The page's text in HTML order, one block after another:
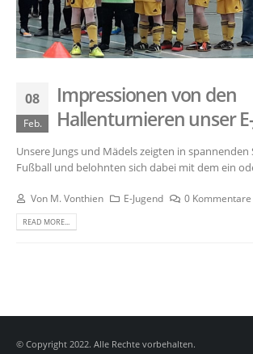
08
Feb.
Impressionen von den
Hallenturnieren unser
Unsere Jungs und Mädels zeigten in spannenden
Fußball und belohnten sich dabei mit dem ein
Von M. Vonthien E-Jugend 0 Kommentare
READ MORE...
© Copyright 2022. Alle Rechte vorbehalten.